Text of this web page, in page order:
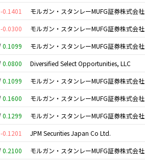
-0.1401 モルガン・スタンレーMUFG証券株式会社
-0.0300 モルガン・スタンレーMUFG証券株式会社
0.1099 モルガン・スタンレーMUFG証券株式会社
0.0800 Diversified Select Opportunities, LLC
0.1099 モルガン・スタンレーMUFG証券株式会社
0.1600 モルガン・スタンレーMUFG証券株式会社
0.1299 モルガン・スタンレーMUFG証券株式会社
-0.1201 JPM Securities Japan Co Ltd.
0.2100 モルガン・スタンレーMUFG証券株式会社